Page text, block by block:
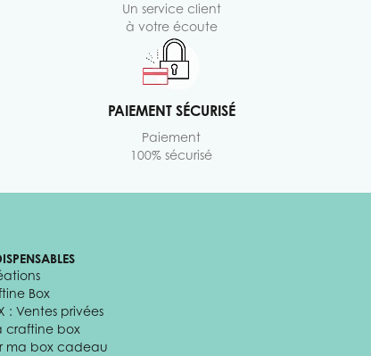
Un service client
à votre écoute
PAIEMENT SÉCURISÉ
Paiement
100% sécurisé
Box
: Ventes privées
craftine box
ma box cadeau